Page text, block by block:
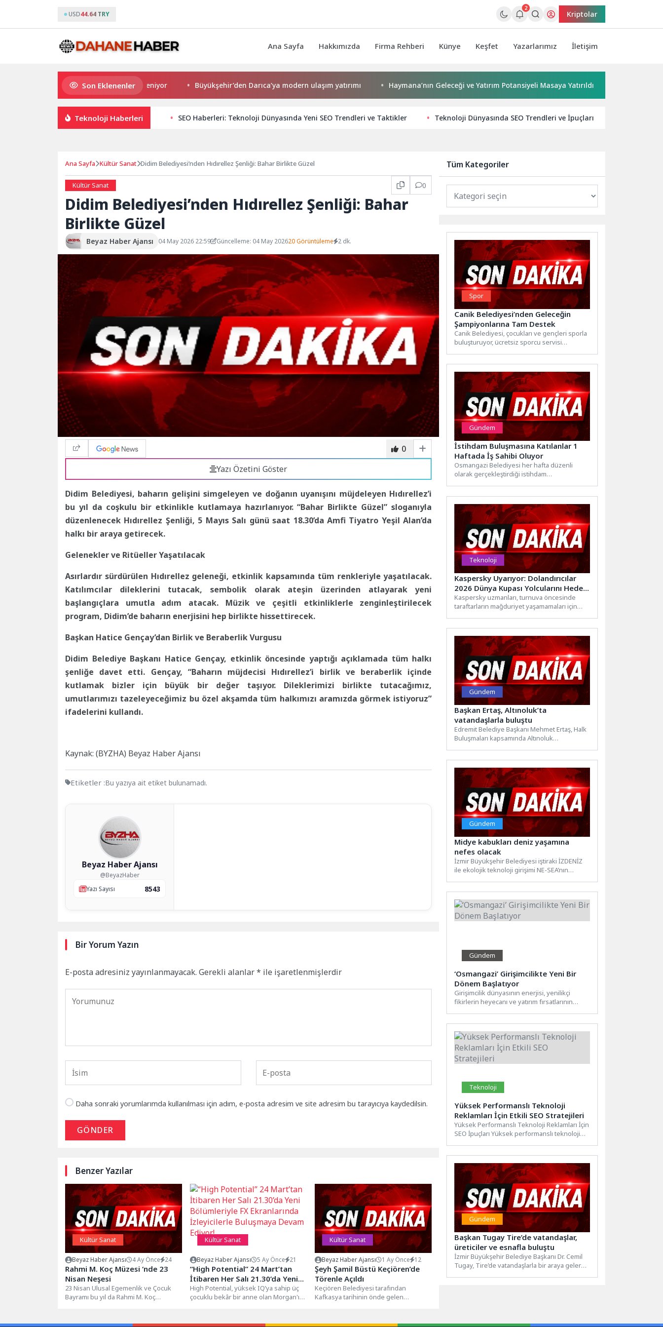
USD44.64 TRY
2
Kriptolar
Ana Sayfa Hakkımızda Firma Rehberi Künye Keşfet Yazarlarımız İletişim
Son Eklenenler
Burhaniye’de Ulaşım Ağı Güçleniyor Büyükşehir’den Darıca’ya modern ulaşım yatırımı Haymana’nın Geleceği ve Yatırım Potansiyeli Masaya Yatırıldı
Teknoloji Haberleri SEO Haberleri: Teknoloji Dünyasında Yeni SEO Trendleri ve Taktikler Teknoloji Dünyasında SEO Trendleri ve İpuçları
Ana Sayfa Kültür Sanat Didim Belediyesi’nden Hıdırellez Şenliği: Bahar Birlikte Güzel
Kültür Sanat 0
Didim Belediyesi’nden Hıdırellez Şenliği: Bahar
Birlikte Güzel
Beyaz Haber Ajansı 04 May 2026 22:59 Güncelleme: 04 May 202620 Görüntüleme 2 dk.
0
Yazı Özetini Göster
Didim Belediyesi, baharın gelişini simgeleyen ve doğanın uyanışını müjdeleyen Hıdırellez’i
bu yıl da coşkulu bir etkinlikle kutlamaya hazırlanıyor. “Bahar Birlikte Güzel” sloganıyla
düzenlenecek Hıdırellez Şenliği, 5 Mayıs Salı günü saat 18.30’da Amfi Tiyatro Yeşil Alan’da
halkı bir araya getirecek.
Gelenekler ve Ritüeller Yaşatılacak
Asırlardır sürdürülen Hıdırellez geleneği, etkinlik kapsamında tüm renkleriyle yaşatılacak.
Katılımcılar dileklerini tutacak, sembolik olarak ateşin üzerinden atlayarak yeni
başlangıçlara umutla adım atacak. Müzik ve çeşitli etkinliklerle zenginleştirilecek
program, Didim’de baharın enerjisini hep birlikte hissettirecek.
Başkan Hatice Gençay’dan Birlik ve Beraberlik Vurgusu
Didim Belediye Başkanı Hatice Gençay, etkinlik öncesinde yaptığı açıklamada tüm halkı
şenliğe davet etti. Gençay, “Baharın müjdecisi Hıdırellez’i birlik ve beraberlik içinde
kutlamak bizler için büyük bir değer taşıyor. Dileklerimizi birlikte tutacağımız,
umutlarımızı tazeleyeceğimiz bu özel akşamda tüm halkımızı aramızda görmek istiyoruz”
ifadelerini kullandı.
Kaynak: (BYZHA) Beyaz Haber Ajansı
Etiketler :Bu yazıya ait etiket bulunamadı.
Beyaz Haber Ajansı
@BeyazHaber
Yazı Sayısı
8543
Bir Yorum Yazın
E-posta adresiniz yayınlanmayacak. Gerekli alanlar* ile işaretlenmişlerdir
Daha sonraki yorumlarımda kullanılması için adım, e-posta adresim ve site adresim bu tarayıcıya kaydedilsin.
GÖNDER
Benzer Yazılar
Kültür Sanat
Beyaz Haber Ajansı 4 Ay Önce 24
Rahmi M. Koç Müzesi ‘nde 23
Nisan Neşesi
23 Nisan Ulusal Egemenlik ve Çocuk
Bayramı bu yıl da Rahmi M. Koç
Kültür Sanat
Beyaz Haber Ajansı 5 Ay Önce 21
“High Potential” 24 Mart’tan
İtibaren Her Salı 21.30’da Yeni
Bölümleriyle FX Ekranlarında
İzleyicilerle Buluşmaya Devam
High Potential, yüksek IQ’ya sahip üç
çocuklu bekâr bir anne olan Morgan'ın,
Kültür Sanat
Beyaz Haber Ajansı 1 Ay Önce 12
Şeyh Şamil Büstü Keçiören’de
Törenle Açıldı
Keçiören Belediyesi tarafından
Kafkasya tarihinin önde gelen
Tüm Kategoriler
Spor
Canik Belediyesi’nden Geleceğin
Şampiyonlarına Tam Destek
Canik Belediyesi, çocukları ve gençleri sporla
buluşturuyor, ücretsiz sporcu servisi
Gündem
İstihdam Buluşmasına Katılanlar 1
Haftada İş Sahibi Oluyor
Osmangazi Belediyesi her hafta düzenli
olarak gerçekleştirdiği istihdam
Teknoloji
Kaspersky Uyarıyor: Dolandırıcılar
2026 Dünya Kupası Yolcularını Hedef
Alıyor
Kaspersky uzmanları, turnuva öncesinde
taraftarların mağduriyet yaşamamaları için
Gündem
Başkan Ertaş, Altınoluk’ta
vatandaşlarla buluştu
Edremit Belediye Başkanı Mehmet Ertaş, Halk
Buluşmaları kapsamında Altınoluk
Gündem
Midye kabukları deniz yaşamına
nefes olacak
İzmir Büyükşehir Belediyesi iştiraki İZDENİZ
ile ekolojik teknoloji girişimi NE-SEA’nın
Gündem
‘Osmangazi’ Girişimcilikte Yeni Bir
Dönem Başlatıyor
Girişimcilik dünyasının enerjisi, yenilikçi
fikirlerin heyecanı ve yatırım fırsatlarının
Teknoloji
Yüksek Performanslı Teknoloji
Reklamları İçin Etkili SEO Stratejileri
Yüksek Performanslı Teknoloji Reklamları İçin
SEO İpuçları Yüksek performanslı teknoloji
Gündem
Başkan Tugay Tire’de vatandaşlar,
üreticiler ve esnafla buluştu
İzmir Büyükşehir Belediye Başkanı Dr. Cemil
Tugay, Tire’de vatandaşlarla bir araya gelerek